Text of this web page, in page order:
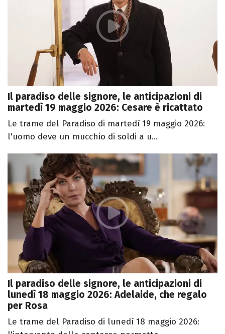
Il paradiso delle signore, le anticipazioni di
martedì 19 maggio 2026: Cesare è ricattato
Le trame del Paradiso di martedì 19 maggio 2026:
l'uomo deve un mucchio di soldi a u...
Il paradiso delle signore, le anticipazioni di
lunedì 18 maggio 2026: Adelaide, che regalo
per Rosa
Le trame del Paradiso di lunedì 18 maggio 2026: